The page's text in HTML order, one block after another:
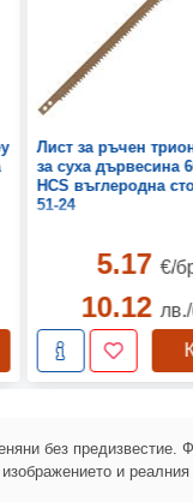
Лист за ръчен
за суха дървесина
HCS въглеродна
51-24
5.17€/
10.12
без
и